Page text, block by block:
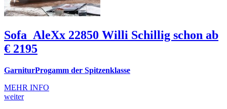
Sofa_AleXx 22850 Willi Schillig schon ab
€ 2195
GarniturProgamm der Spitzenklasse
MEHR INFO
weiter